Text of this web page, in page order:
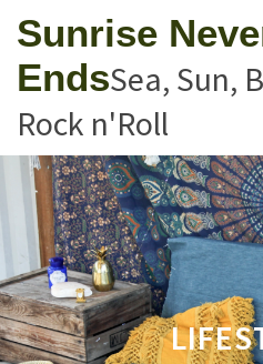
Sunrise
EndsSea, Sun,
Rock n'Roll